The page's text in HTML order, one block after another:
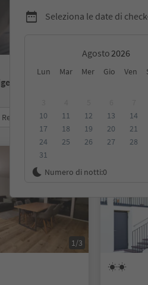
Seleziona le date di
Agosto
Lun Mar Mer Gio Ven
10
11 12 13 14
17
18 19 20 21
24
25 26 27 28
31
Numero di notti:0
Recensioni Categoria
1/3